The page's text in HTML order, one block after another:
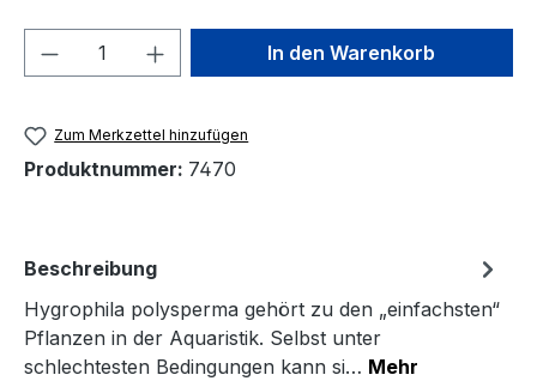
Produkt Anzahl: Gib denIn den Warenkorb
Zum Merkzettel hinzufügen
Produktnummer: 7470
Beschreibung
Hygrophila polysperma gehört zu den „einfachsten“
Pflanzen in der Aquaristik. Selbst unter
schlechtesten Bedingungen kann si… Mehr